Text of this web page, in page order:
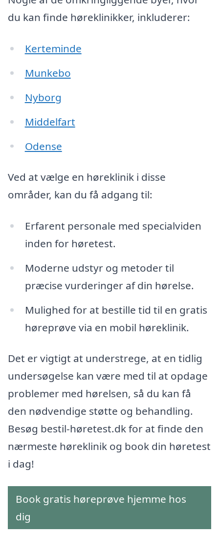
du kan finde høreklinikker, inkluderer:
Kerteminde
Munkebo
Nyborg
Middelfart
Odense
Ved at vælge en høreklinik i disse
områder, kan du få adgang til:
Erfarent personale med specialviden
inden for høretest.
Moderne udstyr og metoder til
præcise vurderinger af din hørelse.
Mulighed for at bestille tid til en gratis
høreprøve via en mobil høreklinik.
Det er vigtigt at understrege, at en tidlig
undersøgelse kan være med til at opdage
problemer med hørelsen, så du kan få
den nødvendige støtte og behandling.
Besøg bestil-høretest.dk for at finde den
nærmeste høreklinik og book din høretest
i dag!
Book gratis høreprøve hjemme hos
dig